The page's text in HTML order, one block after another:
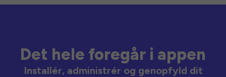
Det hele foregår i appen
Installér, administrér og genopfyld dit